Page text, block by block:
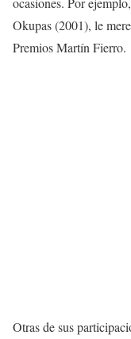
Okupas (2001), le
Premios Martín Fierro.
Otras de sus